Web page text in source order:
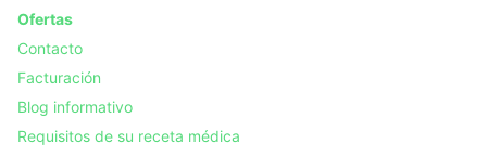
Ofertas
Contacto
Facturación
Blog informativo
Requisitos de su receta médica